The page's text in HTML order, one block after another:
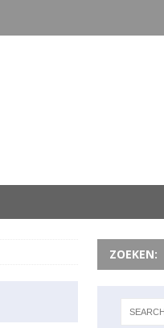
ZOEKEN: